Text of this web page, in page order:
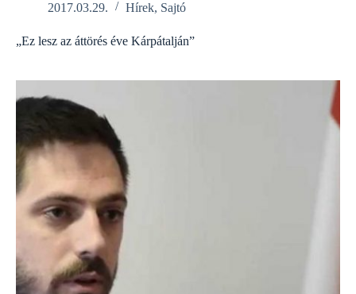
2017.03.29. Hírek, Sajtó
„Ez lesz az áttörés éve Kárpátalján”